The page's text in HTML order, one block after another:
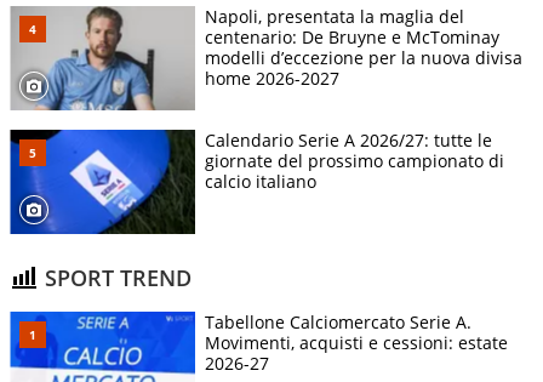
Napoli, presentata la maglia del
centenario: De Bruyne e McTominay
modelli d’eccezione per la nuova divisa
home 2026-2027
Calendario Serie A 2026/27: tutte le
giornate del prossimo campionato di
calcio italiano
SPORT TREND
Tabellone Calciomercato Serie A.
Movimenti, acquisti e cessioni: estate
2026-27